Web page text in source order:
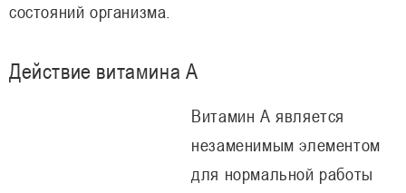
состояний организма.
Действие витамина А
Витамин А является
незаменимым элементом
для нормальной работы